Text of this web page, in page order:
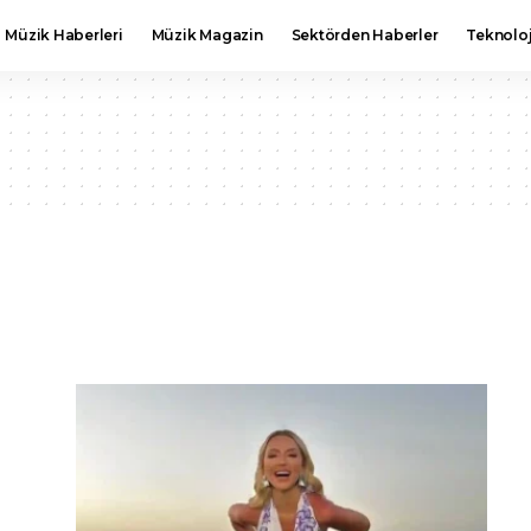
Müzik Haberleri Müzik Magazin Sektörden Haberler